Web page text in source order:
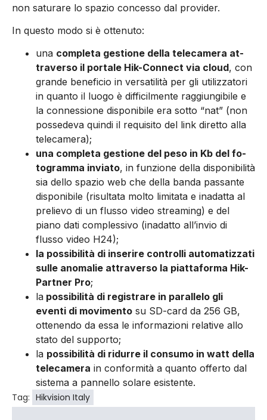
non saturare lo spazio concesso dal provider.
In questo modo si è ottenuto:
una completa gestione della telecamera at­
traverso il portale Hik-Connect via cloud, con
grande beneficio in versatilità per gli utilizzatori
in quanto il luogo è difficilmente raggiungibile e
la connessione disponibile era sotto “nat” (non
possedeva quindi il requisito del link diretto alla
telecamera);
una completa gestione del peso in Kb del fo­
togramma inviato, in funzione della dispo­nibilità
sia dello spazio web che della banda passante
disponibile (risultata molto limitata e inadatta al
prelievo di un flusso video strea­ming) e del
piano dati complessivo (inadatto all’invio di
flusso video H24);
la possibilità di inserire controlli automatiz­zati
sulle anomalie attraverso la piattaforma Hik-
Partner Pro;
la possibilità di registrare in parallelo gli
eventi di movimento su SD-card da 256 GB,
ottenendo da essa le informazioni relative allo
stato del supporto;
la possibilità di ridurre il consumo in watt della
telecamera in conformità a quanto of­ferto dal
sistema a pannello solare esistente.
Tag: Hikvision Italy